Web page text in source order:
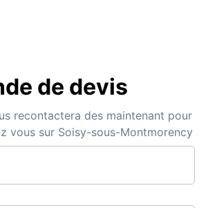
de devis
recontactera des maintenant pour
vous sur Soisy-sous-Montmorency